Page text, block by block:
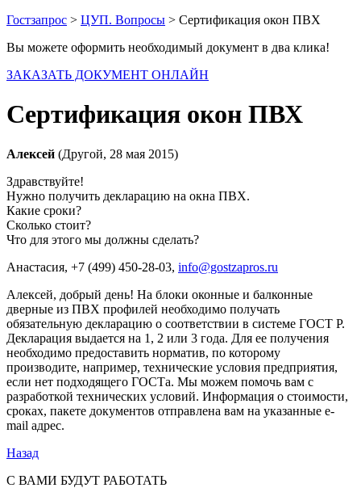
Гостзапрос > ЦУП. Вопросы > Сертификация окон ПВХ
Вы можете оформить необходимый документ в два клика!
ЗАКАЗАТЬ ДОКУМЕНТ ОНЛАЙН
Сертификация окон ПВХ
Алексей (Другой, 28 мая 2015)
Здравствуйте!
Нужно получить декларацию на окна ПВХ.
Какие сроки?
Сколько стоит?
Что для этого мы должны сделать?
Анастасия, +7 (499) 450-28-03, info@gostzapros.ru
Алексей, добрый день! На блоки оконные и балконные
дверные из ПВХ профилей необходимо получать
обязательную декларацию о соответствии в системе ГОСТ Р.
Декларация выдается на 1, 2 или 3 года. Для ее получения
необходимо предоставить норматив, по которому
производите, например, технические условия предприятия,
если нет подходящего ГОСТа. Мы можем помочь вам с
разработкой технических условий. Информация о стоимости,
сроках, пакете документов отправлена вам на указанные e-
mail адрес.
Назад
С ВАМИ БУДУТ РАБОТАТЬ